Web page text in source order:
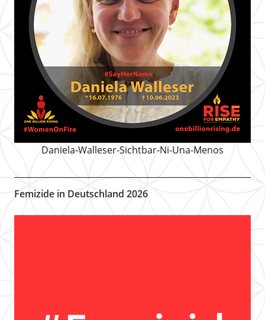
Daniela-Walleser-Sichtbar-Ni-Una-Menos
Femizide in Deutschland 2026